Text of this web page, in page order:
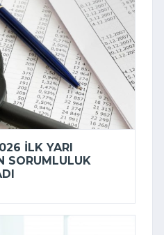
ILK YARI
SORUMLULUK